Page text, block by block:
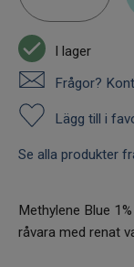
I lager
Frågor?
Lägg till i
Se alla produkter
Methylene Blue
råvara med renat